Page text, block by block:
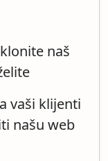
naš
vaši klijenti
našu web